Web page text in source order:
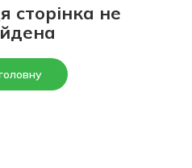
сторінка не